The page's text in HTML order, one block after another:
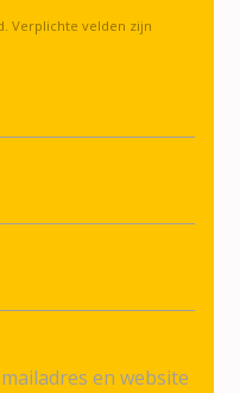
Verplichte velden zijn
en website